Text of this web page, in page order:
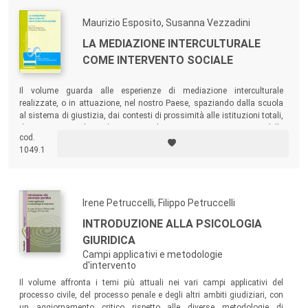
Maurizio Esposito, Susanna Vezzadini
LA MEDIAZIONE INTERCULTURALE
COME INTERVENTO SOCIALE
Il volume guarda alle esperienze di mediazione interculturale
realizzate, o in attuazione, nel nostro Paese, spaziando dalla scuola
al sistema di giustizia, dai contesti di prossimità alle istituzioni totali,
politiche per la salute, rimarcandone i punti di forza e i vantaggi senza
tuttavia eludere criticità e aspetti problematici.
cod.
1049.1
Irene Petruccelli, Filippo Petruccelli
INTRODUZIONE ALLA PSICOLOGIA
GIURIDICA
Campi applicativi e metodologie
d'intervento
Il volume affronta i temi più attuali nei vari campi applicativi del
processo civile, del processo penale e degli altri ambiti giudiziari, con